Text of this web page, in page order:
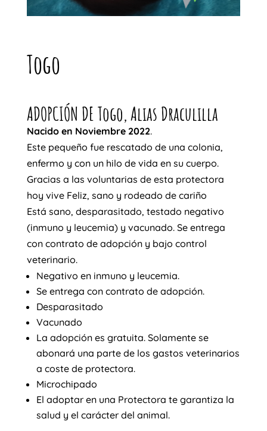
Togo
ADOPCIÓN DE Togo, Alias Draculilla
Nacido en Noviembre 2022.
Este pequeño fue rescatado de una colonia,
enfermo y con un hilo de vida en su cuerpo.
Gracias a las voluntarias de esta protectora
hoy vive Feliz, sano y rodeado de cariño
Está sano, desparasitado, testado negativo
(inmuno y leucemia) y vacunado. Se entrega
con contrato de adopción y bajo control
veterinario.
Negativo en inmuno y leucemia.
Se entrega con contrato de adopción.
Desparasitado
Vacunado
La adopción es gratuita. Solamente se
abonará una parte de los gastos veterinarios
a coste de protectora.
Microchipado
El adoptar en una Protectora te garantiza la
salud y el carácter del animal.